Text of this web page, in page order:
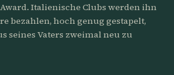
Italienische Clubs werden ihn
bezahlen, hoch genug gestapelt,
seines Vaters zweimal neu zu